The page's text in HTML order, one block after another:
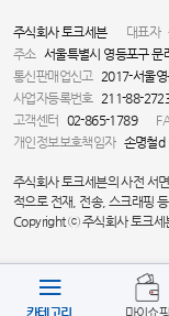
주식회사 토크세븐 대표자
주소 서울특별시 영등포구
통신판매업신고 2017-서울
사업자등록번호 211-88-
고객센터 02-865-1789
개인정보보호책임자 손명철
주식회사 토크세븐의 사전 서
적으로 전재, 전송, 스크래핑
Copyright ⓒ 주식회사 토크세
카테고리 마이쇼핑